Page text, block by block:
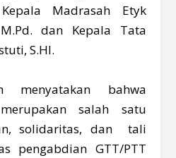
Madrasah Etyk
dan Kepala Tata
S.HI.
menyatakan bahwa
salah satu
solidaritas, dan tali
pengabdian GTT/PTT